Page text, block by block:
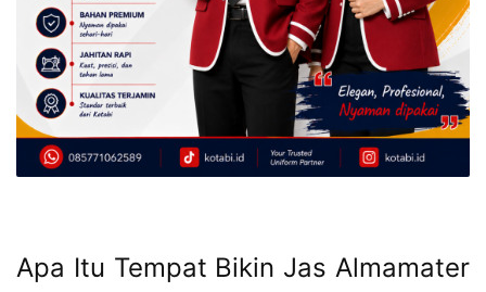
Apa Itu Tempat Bikin Jas Almamater